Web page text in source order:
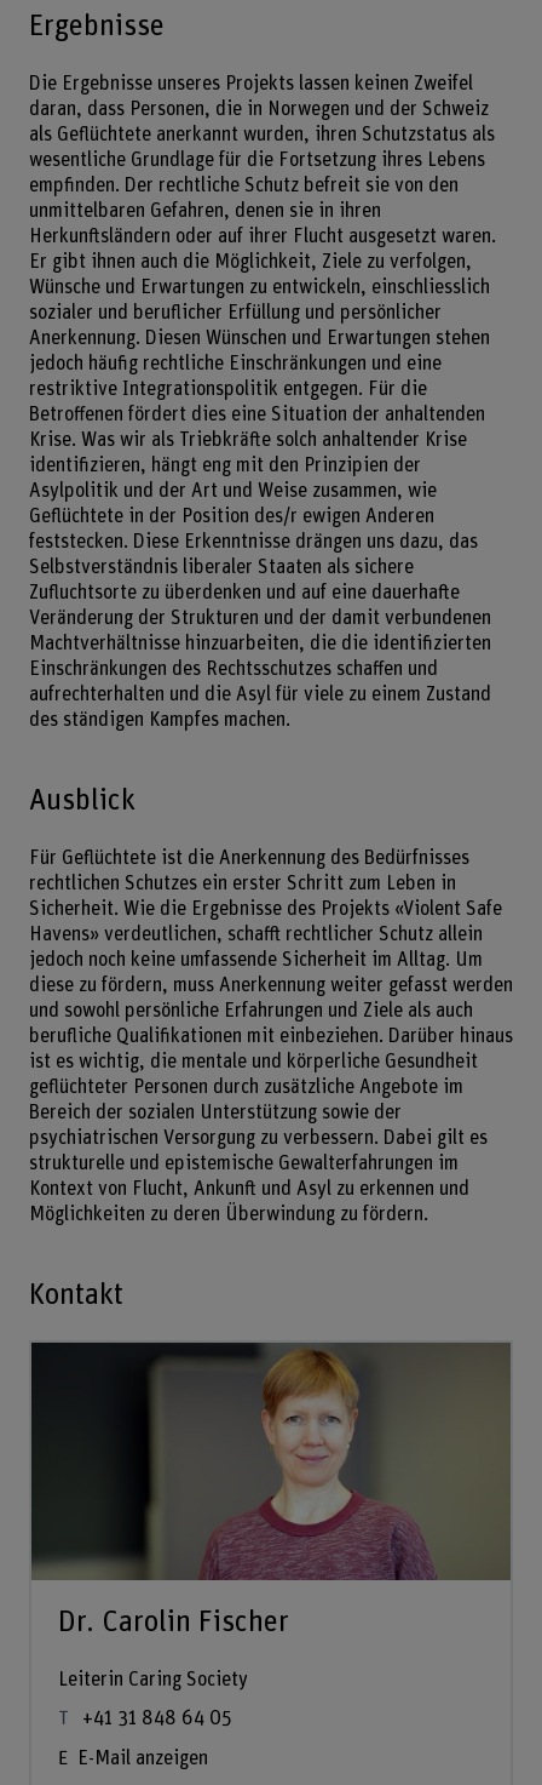
Ergebnisse
Die Ergebnisse unseres Projekts lassen keinen Zweifel
daran, dass Personen, die in Norwegen und der Schweiz
als Geflüchtete anerkannt wurden, ihren Schutzstatus als
wesentliche Grundlage für die Fortsetzung ihres Lebens
empfinden. Der rechtliche Schutz befreit sie von den
unmittelbaren Gefahren, denen sie in ihren
Herkunftsländern oder auf ihrer Flucht ausgesetzt waren.
Er gibt ihnen auch die Möglichkeit, Ziele zu verfolgen,
Wünsche und Erwartungen zu entwickeln, einschliesslich
sozialer und beruflicher Erfüllung und persönlicher
Anerkennung. Diesen Wünschen und Erwartungen stehen
jedoch häufig rechtliche Einschränkungen und eine
restriktive Integrationspolitik entgegen. Für die
Betroffenen fördert dies eine Situation der anhaltenden
Krise. Was wir als Triebkräfte solch anhaltender Krise
identifizieren, hängt eng mit den Prinzipien der
Asylpolitik und der Art und Weise zusammen, wie
Geflüchtete in der Position des/r ewigen Anderen
feststecken. Diese Erkenntnisse drängen uns dazu, das
Selbstverständnis liberaler Staaten als sichere
Zufluchtsorte zu überdenken und auf eine dauerhafte
Veränderung der Strukturen und der damit verbundenen
Machtverhältnisse hinzuarbeiten, die die identifizierten
Einschränkungen des Rechtsschutzes schaffen und
aufrechterhalten und die Asyl für viele zu einem Zustand
des ständigen Kampfes machen.
Ausblick
Für Geflüchtete ist die Anerkennung des Bedürfnisses
rechtlichen Schutzes ein erster Schritt zum Leben in
Sicherheit. Wie die Ergebnisse des Projekts «Violent Safe
Havens» verdeutlichen, schafft rechtlicher Schutz allein
jedoch noch keine umfassende Sicherheit im Alltag. Um
diese zu fördern, muss Anerkennung weiter gefasst werden
und sowohl persönliche Erfahrungen und Ziele als auch
berufliche Qualifikationen mit einbeziehen. Darüber hinaus
ist es wichtig, die mentale und körperliche Gesundheit
geflüchteter Personen durch zusätzliche Angebote im
Bereich der sozialen Unterstützung sowie der
psychiatrischen Versorgung zu verbessern. Dabei gilt es
strukturelle und epistemische Gewalterfahrungen im
Kontext von Flucht, Ankunft und Asyl zu erkennen und
Möglichkeiten zu deren Überwindung zu fördern.
Kontakt
Dr. Carolin Fischer
Leiterin Caring Society
+41 31 848 64 05
E-Mail anzeigen